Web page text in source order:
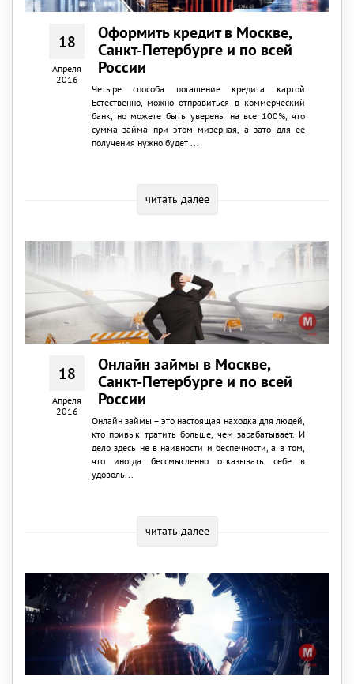
18
Апреля
2016
Оформить кредит в Москве,
Санкт-Петербурге и по всей
России
Четыре способа погашение кредита картой
Естественно, можно отправиться в коммерческий
банк, но можете быть уверены на все 100%, что
сумма займа при этом мизерная, а зато для ее
получения нужно будет ...
читать далее
18
Апреля
2016
Онлайн займы в Москве,
Санкт-Петербурге и по всей
России
Онлайн займы – это настоящая находка для людей,
кто привык тратить больше, чем зарабатывает. И
дело здесь не в наивности и беспечности, а в том,
что иногда бессмысленно отказывать себе в
удоволь...
читать далее